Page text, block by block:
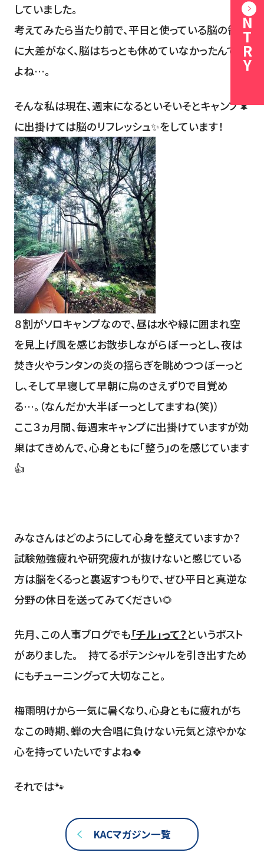
していました。
考えてみたら当たり前で、平日と使っている脳の領域
に大差がなく、脳はちっとも休めていなかったんです
よね…。
そんな私は現在、週末になるといそいそとキャンプ🌲
に出掛けては脳のリフレッシュ✨をしています！
８割がソロキャンプなので、昼は水や緑に囲まれ空
を見上げ風を感じお散歩しながらぼーっとし、夜は
焚き火やランタンの炎の揺らぎを眺めつつぼーっと
し、そして早寝して早朝に鳥のさえずりで目覚め
る…。（なんだか大半ぼーっとしてますね(笑)）
ここ３ヵ月間、毎週末キャンプに出掛けていますが効
果はてきめんで、心身ともに「整う」のを感じています
👍
みなさんはどのようにして心身を整えていますか？
試験勉強疲れや研究疲れが抜けないと感じている
方は脳をくるっと裏返すつもりで、ぜひ平日と真逆な
分野の休日を送ってみてください🌻
先月、この人事ブログでも「チル」って？というポスト
がありました。 持てるポテンシャルを引き出すため
にもチューニングって大切なこと。
梅雨明けから一気に暑くなり、心身ともに疲れがち
なこの時期、蝉の大合唱に負けない元気と涼やかな
心を持っていたいですよね🍀
それでは🐾
KACマガジン一覧
ENTRY